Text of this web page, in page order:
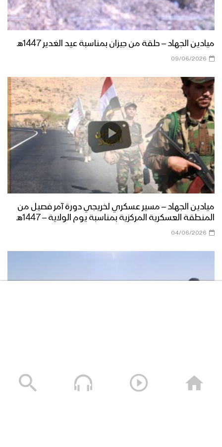
ميادين الجهاد – حلقة من جيزان بمناسبة عيد الغدير 1447هـ
09/06/2026
ميادين الجهاد – مسير عسكري لخريجي دورة آمر فصيل من
المنطقة العسكرية المركزية بمناسبة يوم الولاية – 1447هـ
04/06/2026
ميادين الجهاد – حلقة من الجوف بمناسبة عيد الأضحى
المبارك